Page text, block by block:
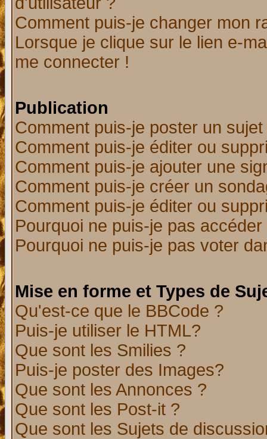
Comment puis-je changer mon
Lorsque je clique sur le lien e-
me connecter !
Publication
Comment puis-je poster un
Comment puis-je éditer ou
Comment puis-je ajouter une
Comment puis-je créer un
Comment puis-je éditer ou
Pourquoi ne puis-je pas
Pourquoi ne puis-je pas voter
Mise en forme et Types de
Qu'est-ce que le BBCode ?
Puis-je utiliser le HTML?
Que sont les Smilies ?
Puis-je poster des Images?
Que sont les Annonces ?
Que sont les Post-it ?
Que sont les Sujets de